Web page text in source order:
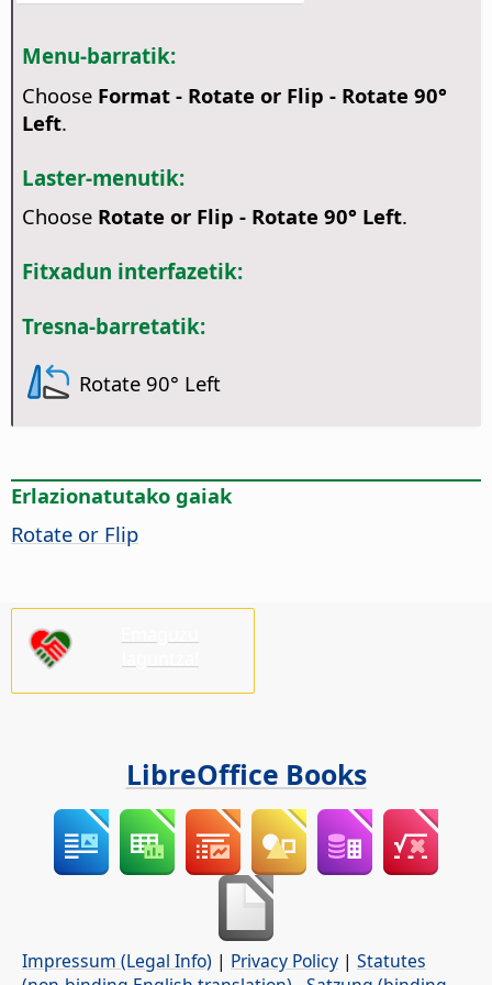
Menu-barratik:
Choose Format - Rotate or Flip - Rotate 90°
Left.
Laster-menutik:
Choose Rotate or Flip - Rotate 90° Left.
Fitxadun interfazetik:
Tresna-barretatik:
Rotate 90° Left
Erlazionatutako gaiak
Rotate or Flip
LibreOffice Books
Impressum (Legal Info) | Privacy Policy | Statutes